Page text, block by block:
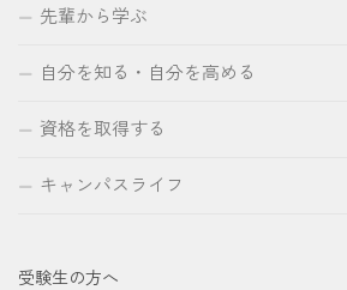
先輩から学ぶ
自分を知る・自分を高める
資格を取得する
キャンパスライフ
受験生の方へ